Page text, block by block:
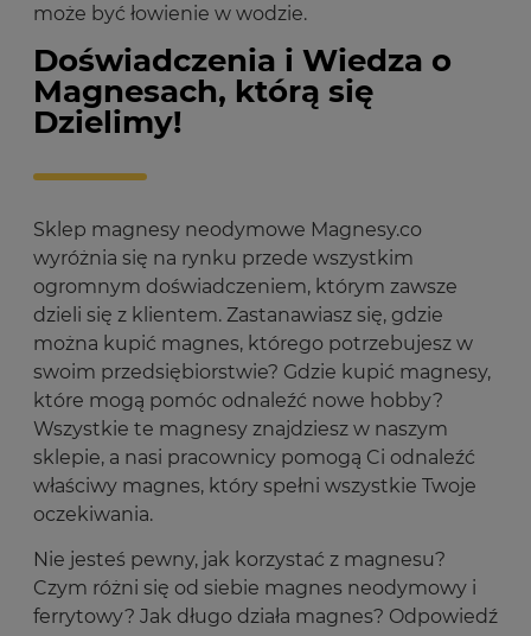
może być łowienie w wodzie.
Doświadczenia i Wiedza o
Magnesach, którą się
Dzielimy!
Sklep magnesy neodymowe Magnesy.co
wyróżnia się na rynku przede wszystkim
ogromnym doświadczeniem, którym zawsze
dzieli się z klientem. Zastanawiasz się, gdzie
można kupić magnes, którego potrzebujesz w
swoim przedsiębiorstwie? Gdzie kupić magnesy,
które mogą pomóc odnaleźć nowe hobby?
Wszystkie te magnesy znajdziesz w naszym
sklepie, a nasi pracownicy pomogą Ci odnaleźć
właściwy magnes, który spełni wszystkie Twoje
oczekiwania.
Nie jesteś pewny, jak korzystać z magnesu?
Czym różni się od siebie magnes neodymowy i
ferrytowy? Jak długo działa magnes? Odpowiedź